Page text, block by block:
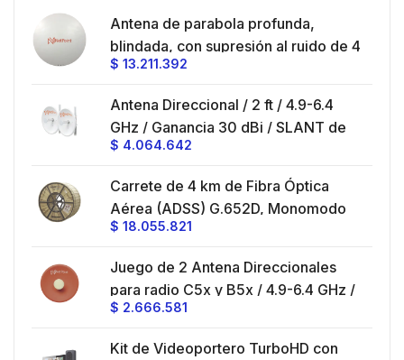
Antena de parabola profunda,
blindada, con supresión al ruido de 4
ft, 5.9-7.2 GHz, Ganancia 36 dBi con
hasta 80 km, Conectores N-hembra,
montaje con alineación milimétrica.
$ 13.211.392
Antena Direccional / 2 ft / 4.9-6.4
GHz / Ganancia 30 dBi / SLANT de
45 ° y 90 ° / Conector N-Hembra /
$ 4.064.642
Carrete de 4 km de Fibra Óptica
Aérea (ADSS) G.652D, Monomodo
de 24 Hilos, Exterior, Span 200,
$ 18.055.821
Juego de 2 Antena Direccionales
para radio C5x y B5x / 4.9-6.4 GHz /
Ganancia 27 dBi / Montaje incluido.
$ 2.666.581
Kit de Videoportero TurboHD con